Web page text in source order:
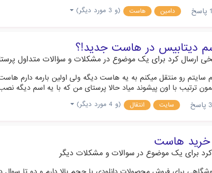
دامین هاست (و 3 مورد دیگر)
دیتابیس در هاست جدید!؟
ارسال کرد برای یک موضوع در مشکلات و سؤالات متداول
سایتم رو منتقل میکنم به یه هاست دیگه ولی اولین بارمه
ترتیب با اون پیشوند میاد حالا پرستای من که با یه اسم دیگه نصب
سایت انتقال (و 4 مورد دیگر)
خرید هاست
برای یک موضوع در سوالات و مشکلات دیگر